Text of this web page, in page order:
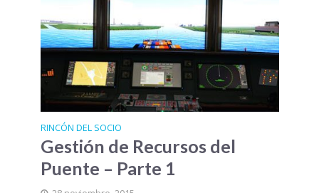
RINCÓN DEL SOCIO
Gestión de Recursos del
Puente – Parte 1